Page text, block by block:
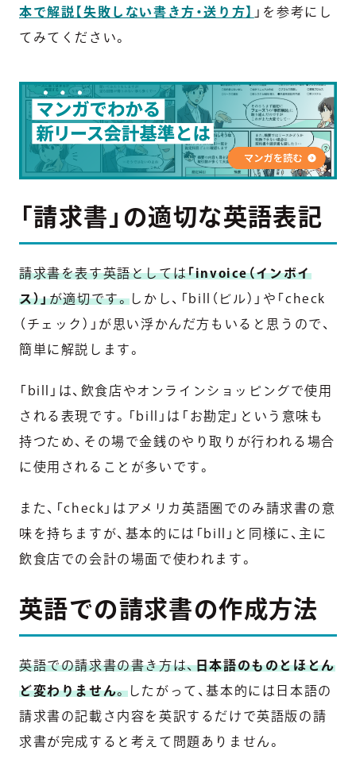
本で解説【失敗しない書き方・送り方】
」を参考にし
てみてください。
「請求書」の適切な英語表記
請求書を表す英語としては「invoice（インボイ
ス）」が適切です。 しかし、「bill（ビル）」や「check
（チェック）」が思い浮かんだ方もいると思うので、
簡単に解説します。
「bill」は、飲食店やオンラインショッピングで使用
される表現です。「bill」は「お勘定」という意味も
持つため、その場で金銭のやり取りが行われる場合
に使用されることが多いです。
また、「check」はアメリカ英語圏でのみ請求書の意
味を持ちますが、基本的には「bill」と同様に、主に
飲食店での会計の場面で使われます。
英語での請求書の作成方法
英語での請求書の書き方は、日本語のものとほとん
ど変わりません。したがって、基本的には日本語の
請求書の記載さ内容を英訳するだけで英語版の請
求書が完成すると考えて問題ありません。